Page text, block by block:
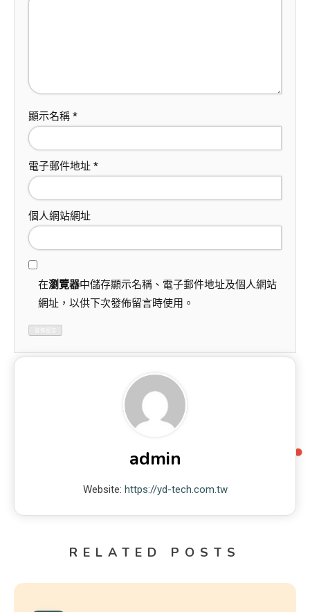
顯示名稱 *
電子郵件地址 *
個人網站網址
在瀏覽器中儲存顯示名稱、電子郵件地址及個人網站
網址，以供下次發佈留言時使用。
admin
Website: https://yd-tech.com.tw
RELATED POSTS